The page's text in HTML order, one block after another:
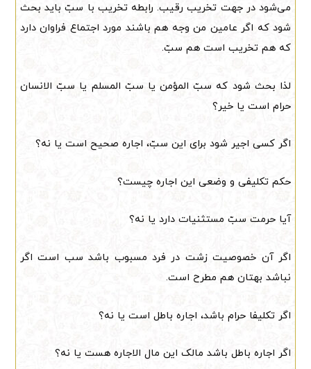
می‌شود در جهت تخریب رقیب. رابطه تخریب با سبّ باید بحث
شود که اگر عامین من وجه هم باشند مورد اجتماع فراوان دارد
که هم تخریب است هم سبّ.
لذا بحث شود که سبّ المؤمن یا سبّ المسلم یا سبّ الانسان
حرام است یا خیر؟
اگر کسی اجیر شود برای این سبّ، اجاره صحیح است یا نه؟
حکم تکلیفی و وضعی این اجاره چیست؟
آیا حرمت سبّ مستثنیات دارد یا نه؟
اگر آن خصوصیت زشت در فرد مسبوب باشد سب است اگر
نباشد بهتان هم مطرح است.
اگر تکلیفا حرام باشد، اجاره باطل است یا نه؟
اگر اجاره باطل باشد مالک این مال الاجاره هست یا نه؟